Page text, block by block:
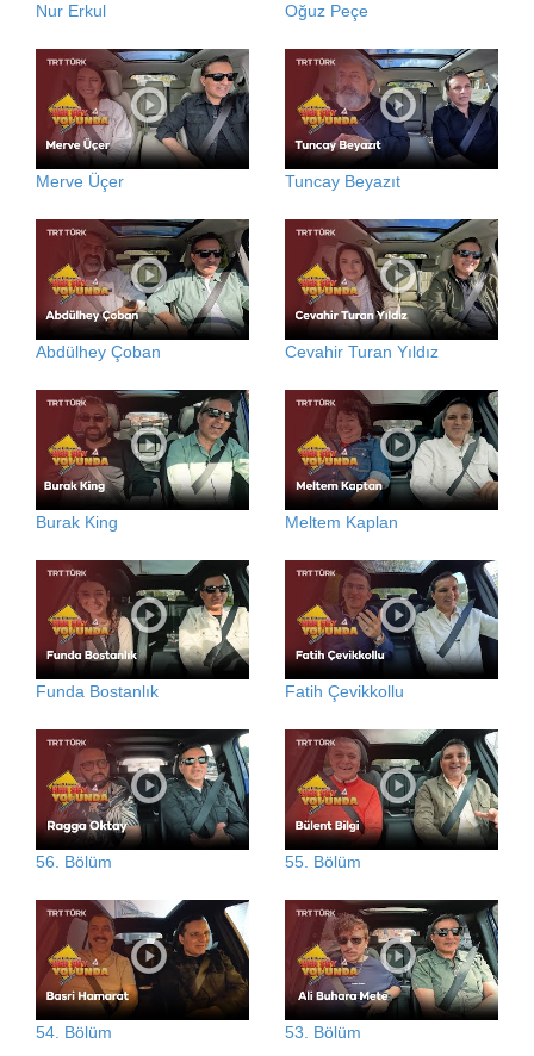
Nur Erkul Oğuz Peçe
Merve Üçer Tuncay Beyazıt
Abdülhey Çoban Cevahir Turan Yıldız
Burak King Meltem Kaplan
Funda Bostanlık Fatih Çevikkollu
56. Bölüm 55. Bölüm
54. Bölüm 53. Bölüm